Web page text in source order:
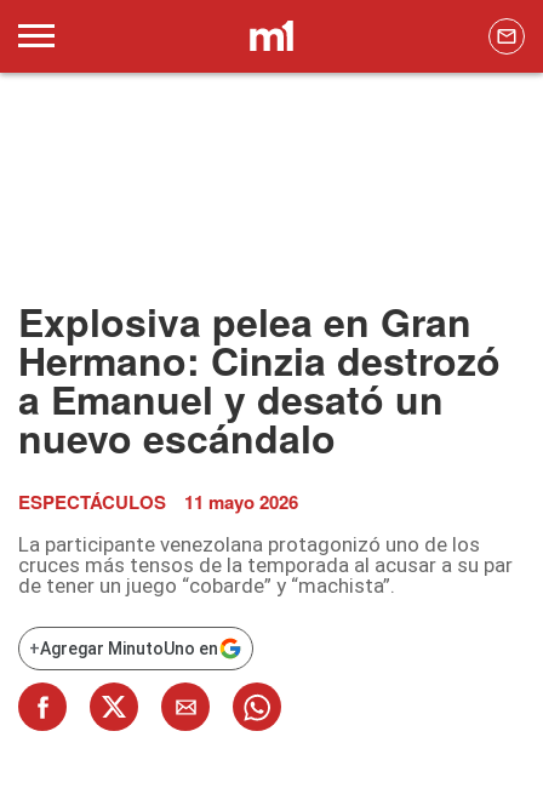
Explosiva pelea en Gran
Hermano: Cinzia destrozó
a Emanuel y desató un
nuevo escándalo
ESPECTÁCULOS 11 mayo 2026
La participante venezolana protagonizó uno de los
cruces más tensos de la temporada al acusar a su par
de tener un juego “cobarde” y “machista”.
+Agregar MinutoUno en